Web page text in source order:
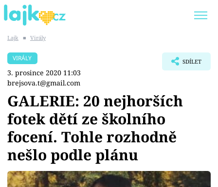
SHOPAHOLICADEL
Témata
Showbyznys
Youtubeři
Lajk ■ Virály
VIRÁLY
3. prosince 2020 11:03
brejsova.t@gmail.com
SDÍLET
GALERIE: 20 nejhorších
fotek dětí ze školního
focení. Tohle rozhodně
nešlo podle plánu